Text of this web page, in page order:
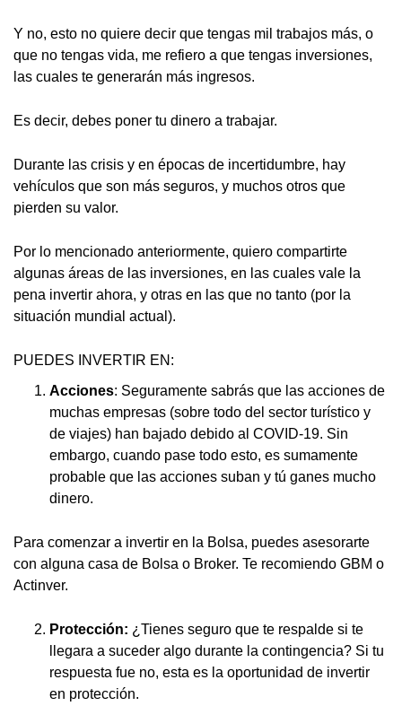
Y no, esto no quiere decir que tengas mil trabajos más, o
que no tengas vida, me refiero a que tengas inversiones,
las cuales te generarán más ingresos.
Es decir, debes poner tu dinero a trabajar.
Durante las crisis y en épocas de incertidumbre, hay
vehículos que son más seguros, y muchos otros que
pierden su valor.
Por lo mencionado anteriormente, quiero compartirte
algunas áreas de las inversiones, en las cuales vale la
pena invertir ahora, y otras en las que no tanto (por la
situación mundial actual).
PUEDES INVERTIR EN:
Acciones: Seguramente sabrás que las acciones de
muchas empresas (sobre todo del sector turístico y
de viajes) han bajado debido al COVID-19. Sin
embargo, cuando pase todo esto, es sumamente
probable que las acciones suban y tú ganes mucho
dinero.
Para comenzar a invertir en la Bolsa, puedes asesorarte
con alguna casa de Bolsa o Broker. Te recomiendo GBM o
Actinver.
Protección: ¿Tienes seguro que te respalde si te
llegara a suceder algo durante la contingencia? Si tu
respuesta fue no, esta es la oportunidad de invertir
en protección.